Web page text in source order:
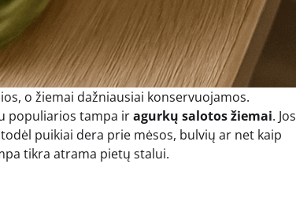
o žiemai dažniausiai konservuojamos.
populiarios tampa iragurkų salotos žiemai. Jos
puikiai dera prie mėsos, bulvių ar net kaip
tikra atrama pietų stalui.